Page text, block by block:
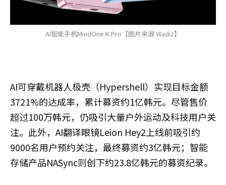
AI智能手机MindOne K Pro【图片来源 Wadiz】
AI可穿戴机器人极壳（Hypershell）实现目标金额
3721%的达成率，累计募资约1亿韩元。尽管售价
超过100万韩元，仍吸引大量户外运动及科技用户关
注。此外，AI翻译眼镜Leion Hey2上线前吸引约
9000名用户预约关注，最终募资约3亿韩元；智能
存储产品NASync则创下约23.8亿韩元的募资纪录。